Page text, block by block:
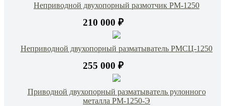
Неприводной двухопорный размотчик РМ-1250
210 000 ₽
Неприводной двухопорный разматыватель РМСЦ-1250
255 000 ₽
Приводной двухопорный разматыватель рулонного
металла РМ-1250-Э